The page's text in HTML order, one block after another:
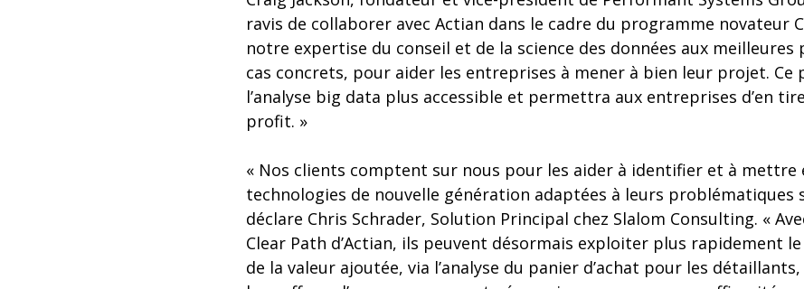
ravis de collaborer avec Actian dans le cadre du programme novateur
notre expertise du conseil et de la science des données aux meilleures
cas concrets, pour aider les entreprises à mener à bien leur projet.
l’analyse big data plus accessible et permettra aux entreprises d’en
profit. »
« Nos clients comptent sur nous pour les aider à identifier et à mettre
technologies de nouvelle génération adaptées à leurs problématiques
déclare Chris Schrader, Solution Principal chez Slalom Consulting. «
Clear Path d’Actian, ils peuvent désormais exploiter plus rapidement
de la valeur ajoutée, via l’analyse du panier d’achat pour les